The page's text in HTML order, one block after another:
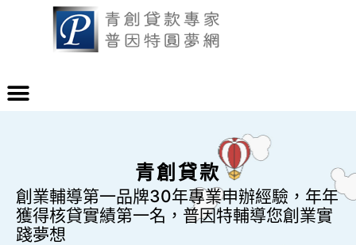
青創貸款
創業輔導第一品牌30年專業申辦經驗，年年
獲得核貸實績第一名，普因特輔導您創業實
踐夢想